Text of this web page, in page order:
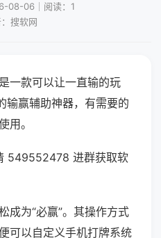
08-06｜阅读：1
搜软网
一款可以让一直输的玩
输赢辅助神器，有需要的
用。
549552478 进群获取软
成为“必赢”。其操作方式
可以自定义手机打牌系统